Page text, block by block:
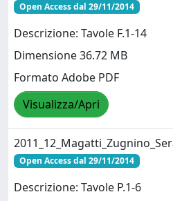
Open Access dal 29/11/2014
Descrizione: Tavole F.1-14
Dimensione 36.72 MB
Formato Adobe PDF
Visualizza/Apri
Open Access dal 29/11/2014
Descrizione: Tavole P.1-6